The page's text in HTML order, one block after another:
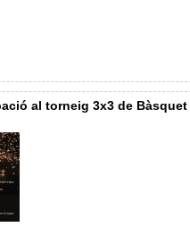
al torneig 3x3 de Bàsquet